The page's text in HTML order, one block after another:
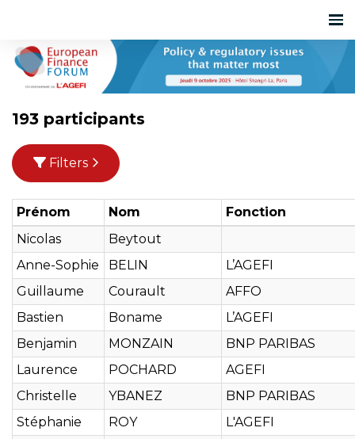
193 participants
Filters
Prénom Nom
Fonction
Nicolas
Beytout
Anne-Sophie
BELIN
L’AGEFI
Guillaume
Courault
AFFO
Bastien
Boname
L’AGEFI
Benjamin
MONZAIN
BNP PARIBAS
Laurence
POCHARD
AGEFI
Christelle
YBANEZ
BNP PARIBAS
Stéphanie
ROY
L'AGEFI